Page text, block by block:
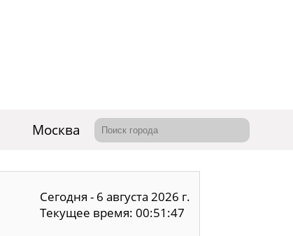
Москва
Сегодня - 6 августа 2026 г.
Текущее время: 00:51:48